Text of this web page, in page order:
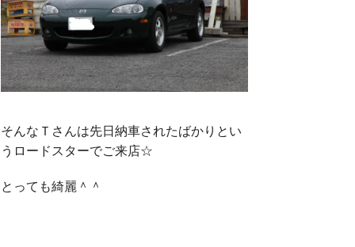
そんなＴさんは先日納車されたばかりとい
うロードスターでご来店☆
とっても綺麗＾＾